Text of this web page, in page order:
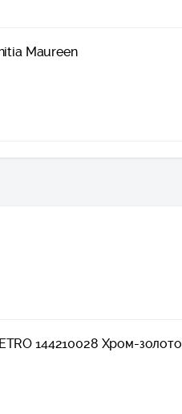
Maureen
144210028 Хром-золото